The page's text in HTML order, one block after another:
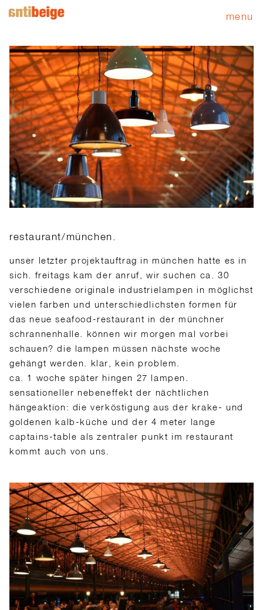
menu
restaurant/münchen.
unser letzter projektauftrag in münchen hatte es in
sich. freitags kam der anruf, wir suchen ca. 30
verschiedene originale industrielampen in möglichst
vielen farben und unterschiedlichsten formen für
das neue seafood-restaurant in der münchner
schrannenhalle. können wir morgen mal vorbei
schauen? die lampen müssen nächste woche
gehängt werden. klar, kein problem.
ca. 1 woche später hingen 27 lampen.
sensationeller nebeneffekt der nächtlichen
hängeaktion: die verköstigung aus der krake- und
goldenen kalb-küche und der 4 meter lange
captains-table als zentraler punkt im restaurant
kommt auch von uns.